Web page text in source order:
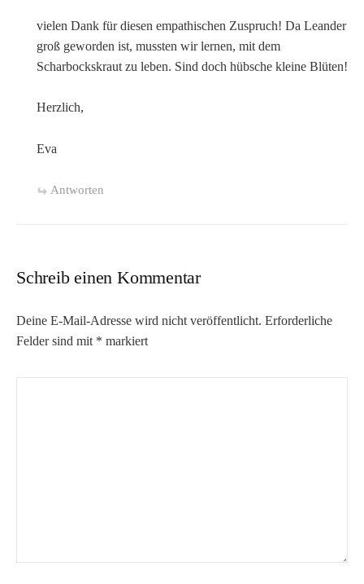
vielen Dank für diesen empathischen Zuspruch! Da Leander
groß geworden ist, mussten wir lernen, mit dem
Scharbockskraut zu leben. Sind doch hübsche kleine Blüten!
Herzlich,
Eva
Antworten
Schreib einen Kommentar
Deine E-Mail-Adresse wird nicht veröffentlicht. Erforderliche
Felder sind mit * markiert